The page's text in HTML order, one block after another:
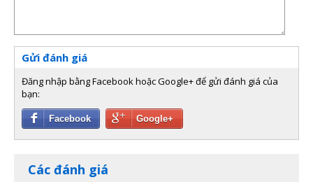
Gửi đánh giá
Đăng nhập bằng Facebook hoặc Google+ để gửi đánh giá của
bạn:
Facebook Google+
Các đánh giá